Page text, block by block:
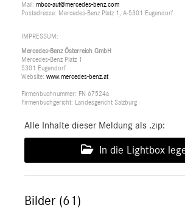
Mail: mbcc-aut@mercedes-benz.com
Postadresse: Mercedes-Benz Platz 1, A-5301 Eugendorf
IMPRESSUM:
Mercedes-Benz Österreich GmbH
Mercedes-Benz Platz 1
5301 Eugendorf
Website: www.mercedes-benz.at
Firmenbuchnummer: FN 67524a
Firmenbuchgericht: Landesgericht Salzburg
Alle Inhalte dieser Meldung als .zip:
In die Lightbox
Bilder (61)